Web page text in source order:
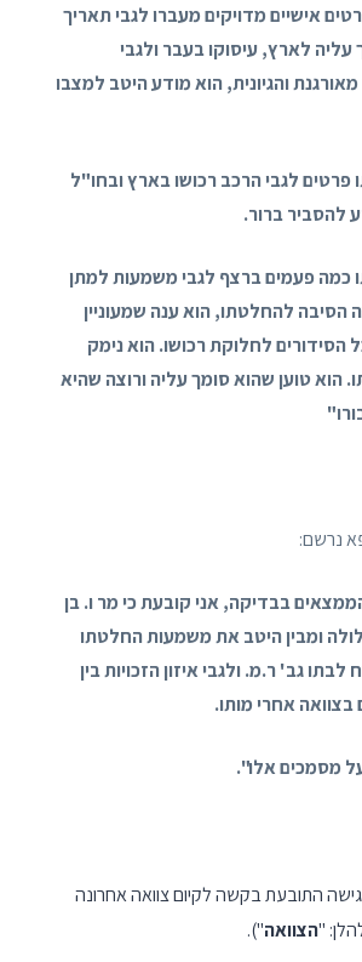
אישיים מדויקים מעברו לגבי תאריך
לארץ, עיסוקו בעבר ולגבי
והגיונית, הוא מודע היטב למצבו
לגבי הרכב רכושו בארץ ובחו"ל
להסביר ברור.
כמה פעמים ברצף לגבי משמעות למתן
הסיבה להחלטתו, הוא ענה שמעוניין
לחלוקת רכושו. הוא נימק
הוא טוען שהוא סומך עליה ורוצה שהיא
נרשם:
בבדיקה, אני קובעת כי מר ו. בן
צלולה ומבין היטב את משמעות החלטתו
לבתו גב' ר.מ. ולגבי איזון הזכויות בין
בצוואה אחרי מותו.
מסמכים אלו".
20.9.18 הגישה התובעת בקשה לקיום צוואה אחרונה
הצוואה").